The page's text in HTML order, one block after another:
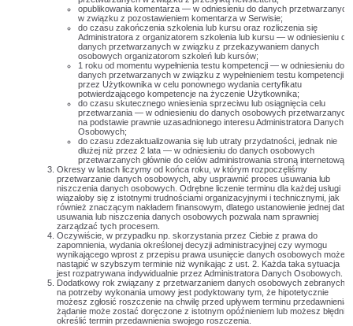
opublikowania komentarza — w odniesieniu do danych przetwarzanych
w związku z pozostawieniem komentarza w Serwisie;
do czasu zakończenia szkolenia lub kursu oraz rozliczenia się
Administratora z organizatorem szkolenia lub kursu — w odniesieniu do
danych przetwarzanych w związku z przekazywaniem danych
osobowych organizatorom szkoleń lub kursów;
1 roku od momentu wypełnienia testu kompetencji — w odniesieniu do
danych przetwarzanych w związku z wypełnieniem testu kompetencji
przez Użytkownika w celu ponownego wydania certyfikatu
potwierdzającego kompetencje na życzenie Użytkownika;
do czasu skutecznego wniesienia sprzeciwu lub osiągnięcia celu
przetwarzania — w odniesieniu do danych osobowych przetwarzanych
na podstawie prawnie uzasadnionego interesu Administratora Danych
Osobowych;
do czasu zdezaktualizowania się lub utraty przydatności, jednak nie
dłużej niż przez 2 lata — w odniesieniu do danych osobowych
przetwarzanych głównie do celów administrowania stroną internetową.
Okresy w latach liczymy od końca roku, w którym rozpoczęliśmy
przetwarzanie danych osobowych, aby usprawnić proces usuwania lub
niszczenia danych osobowych. Odrębne liczenie terminu dla każdej usługi
wiązałoby się z istotnymi trudnościami organizacyjnymi i technicznymi, jak
również znaczącym nakładem finansowym, dlatego ustanowienie jednej daty
usuwania lub niszczenia danych osobowych pozwala nam sprawniej
zarządzać tych procesem.
Oczywiście, w przypadku np. skorzystania przez Ciebie z prawa do
zapomnienia, wydania określonej decyzji administracyjnej czy wymogu
wynikającego wprost z przepisu prawa usunięcie danych osobowych może
nastąpić w szybszym terminie niż wynikając z ust. 2. Każda taka sytuacja
jest rozpatrywana indywidualnie przez Administratora Danych Osobowych.
Dodatkowy rok związany z przetwarzaniem danych osobowych zebranych
na potrzeby wykonania umowy jest podyktowany tym, że hipotetycznie
możesz zgłosić roszczenie na chwilę przed upływem terminu przedawnienia,
żądanie może zostać doręczone z istotnym opóźnieniem lub możesz błędnie
określić termin przedawnienia swojego roszczenia.